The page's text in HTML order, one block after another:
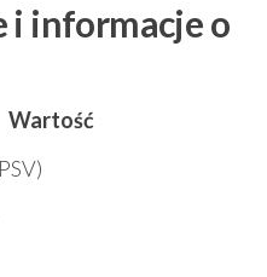
i informacje o
Wartość